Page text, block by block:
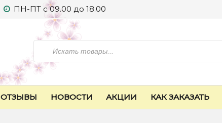
ПН-ПТ с 09.00 до 18.00
ОТЗЫВЫ НОВОСТИ АКЦИИ КАК ЗАКАЗАТЬ